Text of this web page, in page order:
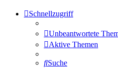
Schnellzugriff
Unbeantwortete
Aktive Themen
Suche